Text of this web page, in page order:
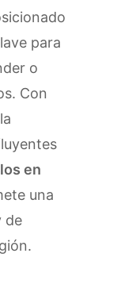
para
o
Con
en
una
de